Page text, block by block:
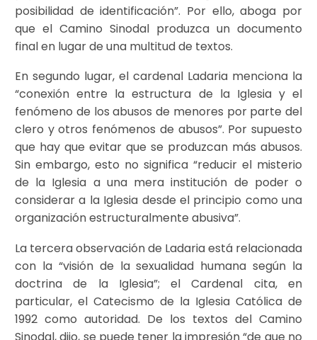
posibilidad de identificación”. Por ello, aboga por
que el Camino Sinodal produzca un documento
final en lugar de una multitud de textos.
En segundo lugar, el cardenal Ladaria menciona la
“conexión entre la estructura de la Iglesia y el
fenómeno de los abusos de menores por parte del
clero y otros fenómenos de abusos”. Por supuesto
que hay que evitar que se produzcan más abusos.
Sin embargo, esto no significa “reducir el misterio
de la Iglesia a una mera institución de poder o
considerar a la Iglesia desde el principio como una
organización estructuralmente abusiva”.
La tercera observación de Ladaria está relacionada
con la “visión de la sexualidad humana según la
doctrina de la Iglesia”; el Cardenal cita, en
particular, el Catecismo de la Iglesia Católica de
1992 como autoridad. De los textos del Camino
Sinodal, dijo, se puede tener la impresión “de que no